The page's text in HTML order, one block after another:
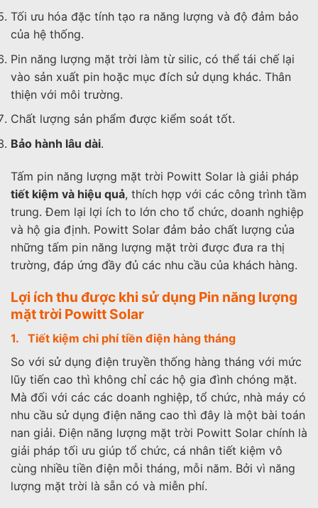
Tối ưu hóa đặc tính tạo ra năng lượng và độ đảm bảo
của hệ thống.
Pin năng lượng mặt trời làm từ silic, có thể tái chế lại
vào sản xuất pin hoặc mục đích sử dụng khác. Thân
thiện với môi trường.
Chất lượng sản phẩm được kiểm soát tốt.
Bảo hành lâu dài.
Tấm pin năng lượng mặt trời Powitt Solar là giải pháp
tiết kiệm và hiệu quả, thích hợp với các công trình tầm
trung. Đem lại lợi ích to lớn cho tổ chức, doanh nghiệp
và hộ gia định. Powitt Solar đảm bảo chất lượng của
những tấm pin năng lượng mặt trời được đưa ra thị
trường, đáp ứng đầy đủ các nhu cầu của khách hàng.
Lợi ích thu được khi sử dụng Pin năng lượng
mặt trời Powitt Solar
1. Tiết kiệm chi phí tiền điện hàng tháng
So với sử dụng điện truyền thống hàng tháng với mức
lũy tiến cao thì không chỉ các hộ gia đình chóng mặt.
Mà đối với các các doanh nghiệp, tổ chức, nhà máy có
nhu cầu sử dụng điện năng cao thì đây là một bài toán
nan giải. Điện năng lượng mặt trời Powitt Solar chính là
giải pháp tối ưu giúp tổ chức, cá nhân tiết kiệm vô
cùng nhiều tiền điện mỗi tháng, mỗi năm. Bởi vì năng
lượng mặt trời là sẵn có và miễn phí.